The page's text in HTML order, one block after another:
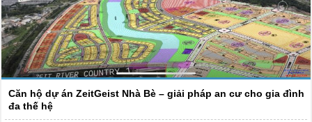
Căn hộ dự án ZeitGeist Nhà Bè – giải pháp an cư cho gia đình
đa thế hệ